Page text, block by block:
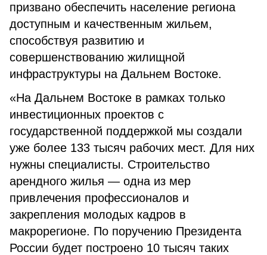
призвано обеспечить население региона
доступным и качественным жильем,
способствуя развитию и
совершенствованию жилищной
инфраструктуры на Дальнем Востоке.
«На Дальнем Востоке в рамках только
инвестиционных проектов с
государственной поддержкой мы создали
уже более 133 тысяч рабочих мест. Для них
нужны специалисты. Строительство
арендного жилья — одна из мер
привлечения профессионалов и
закрепления молодых кадров в
макрорегионе. По поручению Президента
России будет построено 10 тысяч таких